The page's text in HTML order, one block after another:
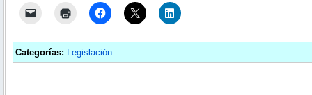
Categorías: Legislación